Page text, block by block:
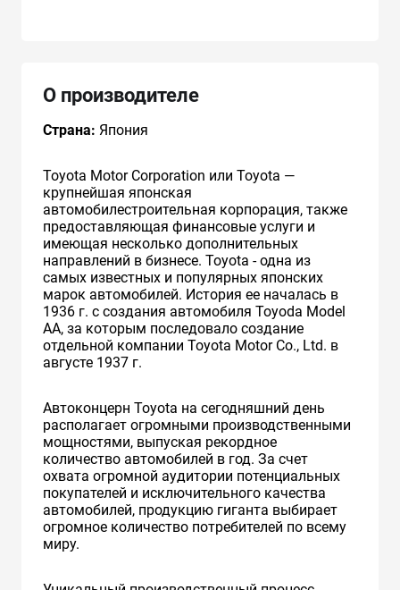
О производителе
Страна: Япония
Toyota Motor Corporation или Toyota —
крупнейшая японская
автомобилестроительная корпорация, также
предоставляющая финансовые услуги и
имеющая несколько дополнительных
направлений в бизнесе. Toyota - одна из
самых известных и популярных японских
марок автомобилей. История ее началась в
1936 г. с создания автомобиля Toyoda Model
AA, за которым последовало создание
отдельной компании Toyota Motor Co., Ltd. в
августе 1937 г.
Автоконцерн Toyota на сегодняшний день
располагает огромными производственными
мощностями, выпуская рекордное
количество автомобилей в год. За счет
охвата огромной аудитории потенциальных
покупателей и исключительного качества
автомобилей, продукцию гиганта выбирает
огромное количество потребителей по всему
миру.